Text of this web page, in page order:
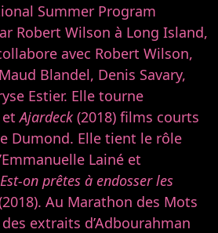
Summer Program
Robert Wilson à Long Island,
avec Robert Wilson,
Blandel, Denis Savary,
Estier. Elle tourne
etAjardeck(2018) films courts
Dumond. Elle tient le rôle
Lainé et
Est-on prêtes à endosser les
Au Marathon des Mots
extraits d’Adbourahman